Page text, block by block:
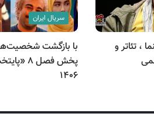
سینما ، تئاتر و
سریال ایران
با بازگشت
پخش فصل
۱۴۰۶